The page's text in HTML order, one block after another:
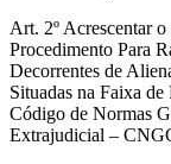
Art. 2º Acrescentar
Procedimento Para
Decorrentes de
Situadas na Faixa
Código de Normas
Extrajudicial –